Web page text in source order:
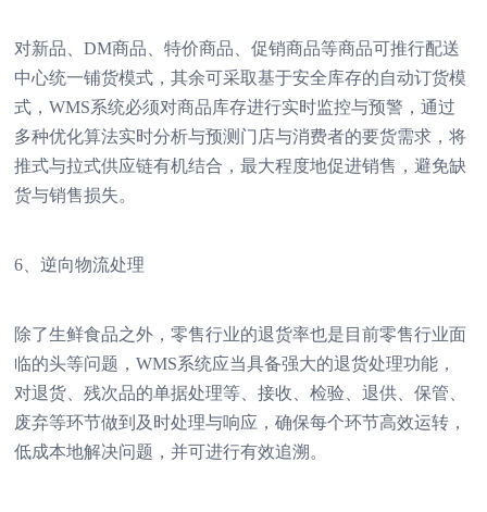
对新品、DM商品、特价商品、促销商品等商品可推行配送
中心统一铺货模式，其余可采取基于安全库存的自动订货模
式，WMS系统必须对商品库存进行实时监控与预警，通过
多种优化算法实时分析与预测门店与消费者的要货需求，将
推式与拉式供应链有机结合，最大程度地促进销售，避免缺
货与销售损失。
6、逆向物流处理
除了生鲜食品之外，零售行业的退货率也是目前零售行业面
临的头等问题，WMS系统应当具备强大的退货处理功能，
对退货、残次品的单据处理等、接收、检验、退供、保管、
废弃等环节做到及时处理与响应，确保每个环节高效运转，
低成本地解决问题，并可进行有效追溯。